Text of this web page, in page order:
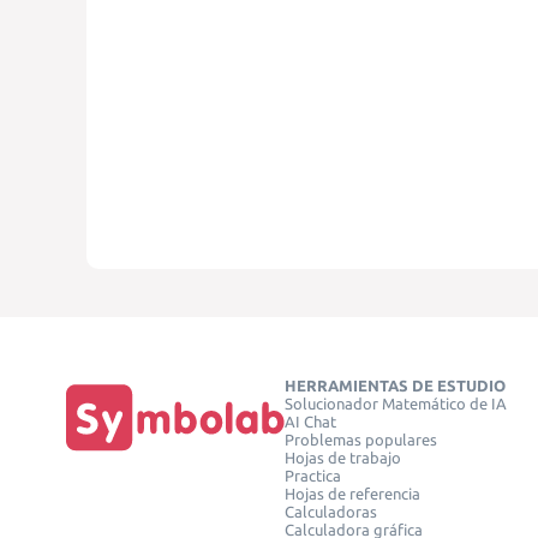
HERRAMIENTAS DE ESTUDIO
Solucionador Matemático de IA
AI Chat
Problemas populares
Hojas de trabajo
Practica
Hojas de referencia
Calculadoras
Calculadora gráfica